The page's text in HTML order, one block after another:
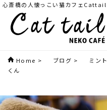
心斎橋の人懐っこい猫カフェCattail
Home > ブログ > ミント
くん